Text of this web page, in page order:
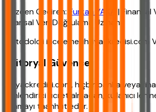
Gözden Geçiren: Furkan YAKA
| Finansal
Finansal Veri Doğrulama Uzmanı
Metodoloji inceleme: ihtiyackredisi.com
Editoryal Güvence
ihtiyackredisi.com, hiçbir banka veya
yönlendirici ücret almadan, kullanıcı
sunmayı taahhüt eder.